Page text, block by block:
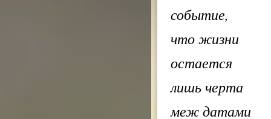
событие,
что жизни
остается
лишь черта
меж датами